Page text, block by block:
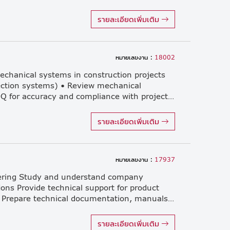
รายละเอียดเพิ่มเติม
หมายเลขงาน : 18002
systems in construction projects
systems) • Review mechanical
drawings, specifications, and BOQ for accuracy and compliance with project requirements • Coordinate with electrical, civil, and architectural teams to ensure integrated system design and execution • Supervise installation works on-site (e.g., air conditioning systems, ventilation, piping, pumps, fire protection systems) • Ensure all mechanical works comply with safety standards, codes, and regulations • Conduct inspections, testing, and commissioning of mechanical systems • Troubleshoot and resolve technical issues during construction • Control project schedule, quality, and costs related to mechanical works • Coordinate with contractors, subcontractors, and suppliers • Prepare reports, technical documents, and handover documentation
รายละเอียดเพิ่มเติม
หมายเลขงาน : 17937
Study and understand company
Provide technical support for product
selection and application design Prepare technical documentation, manuals, and presentations Support internal teams and customers with application-related inquiries 2. Service Engineering Support installation, commissioning, inspection, and maintenance activities Troubleshoot technical issues and support corrective actions Coordinate with customers and internal teams to ensure service quality Learn service standards, safety procedures, and reporting systems 3. Sales Engineering Support sales team with technical proposals and product demonstrations Assist in preparing quotations, technical specifications, and tender documents Conduct customer visits together with sales team Analyze customer requirements and recommend suitable solutions 4. Management Trainee Development Participate in structured training programs and on-the-job coaching Work on assigned projects and continuous improvement initiatives Collaborate with cross-functional teams Prepare reports and presentations for management review Requirement
รายละเอียดเพิ่มเติม